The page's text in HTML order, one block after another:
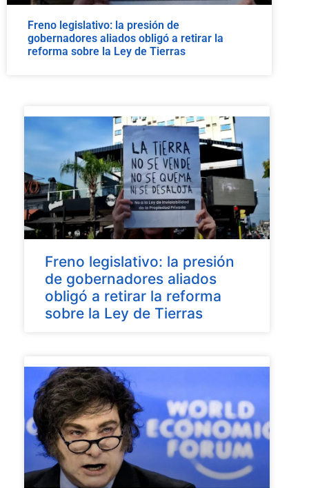
Freno legislativo: la presión de
gobernadores aliados obligó a retirar la
reforma sobre la Ley de Tierras
Freno legislativo: la presión
de gobernadores aliados
obligó a retirar la reforma
sobre la Ley de Tierras